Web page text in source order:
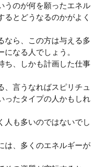
うのが何を願ったエネル
るとどうなるのかがよく
なら、この方は与える多
になる人でしょう。
ち、しかも計画した仕事
、言うなればスピリチュ
ったタイプの人かもしれ
人も多いのではないでし
は、多くのエネルギーが